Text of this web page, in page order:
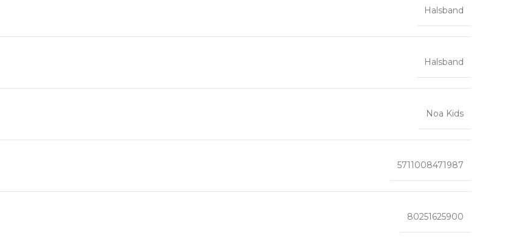
Halsband
Halsband
Noa Kids
5711008471987
80251625900